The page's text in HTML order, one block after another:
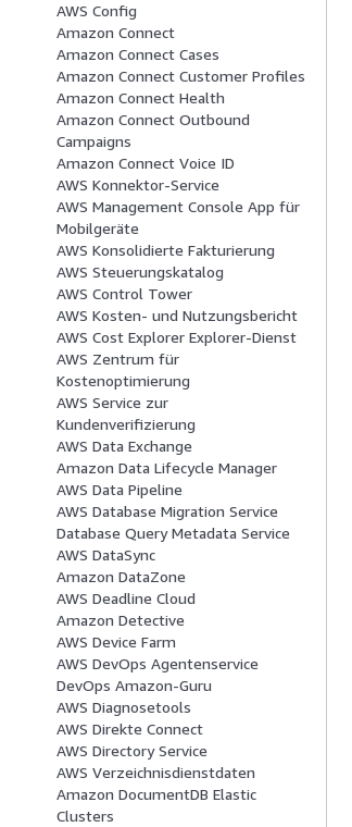
AWS Config
Amazon Connect
Amazon Connect Cases
Amazon Connect Customer Profiles
Amazon Connect Health
Amazon Connect Outbound
Campaigns
Amazon Connect Voice ID
AWS Konnektor-Service
AWS Management Console App für
Mobilgeräte
AWS Konsolidierte Fakturierung
AWS Steuerungskatalog
AWS Control Tower
AWS Kosten- und Nutzungsbericht
AWS Cost Explorer Explorer-Dienst
AWS Zentrum für
Kostenoptimierung
AWS Service zur
Kundenverifizierung
AWS Data Exchange
Amazon Data Lifecycle Manager
AWS Data Pipeline
AWS Database Migration Service
Database Query Metadata Service
AWS DataSync
Amazon DataZone
AWS Deadline Cloud
Amazon Detective
AWS Device Farm
AWS DevOps Agentenservice
DevOps Amazon-Guru
AWS Diagnosetools
AWS Direkte Connect
AWS Directory Service
AWS Verzeichnisdienstdaten
Amazon DocumentDB Elastic
Clusters